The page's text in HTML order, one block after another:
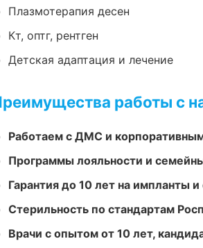
Плазмотерапия десен
Кт, оптг, рентген
Детская адаптация и лечение
работы с
Работаем с ДМС и
Программы лояльности и
Гарантия до 10 лет на импланты
Стерильность по стандартам
Врачи с опытом от 10 лет,